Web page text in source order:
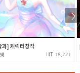
] 캐릭터창작
18,221